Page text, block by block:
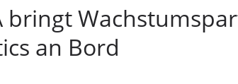
bringt
an Bord